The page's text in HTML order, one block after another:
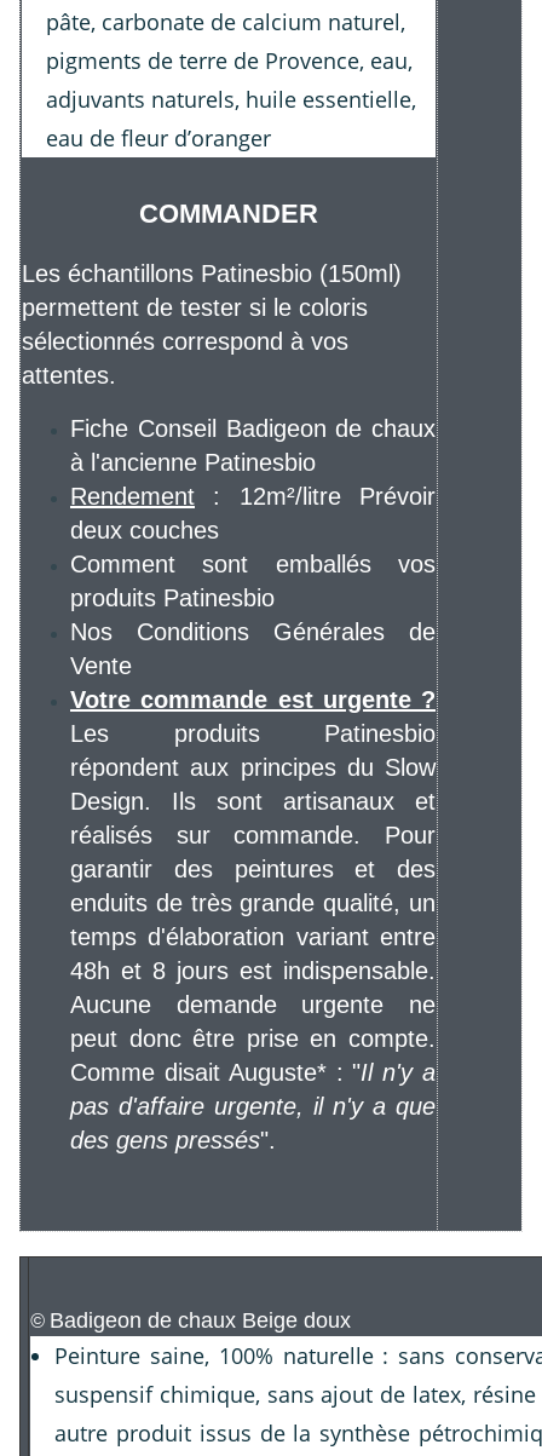
pâte, carbonate de calcium naturel,
pigments de terre de Provence, eau,
adjuvants naturels, huile essentielle,
eau de fleur d’oranger
COMMANDER
Les échantillons Patinesbio (150ml)
permettent de tester si le coloris
sélectionnés correspond à vos
attentes.
Fiche Conseil Badigeon de chaux
à l'ancienne Patinesbio
Rendement : 12m²/litre Prévoir
deux couches
Comment sont emballés vos
produits Patinesbio
Nos Conditions Générales de
Vente
Votre commande est urgente ?
Les produits Patinesbio
répondent aux principes du Slow
Design. Ils sont artisanaux et
réalisés sur commande. Pour
garantir des peintures et des
enduits de très grande qualité, un
temps d'élaboration variant entre
48h et 8 jours est indispensable.
Aucune demande urgente ne
peut donc être prise en compte.
Comme disait Auguste* : "Il n'y a
pas d'affaire urgente, il n'y a que
des gens pressés".
© Badigeon de chaux Beige doux
Peinture saine, 100% naturelle : sans
suspensif chimique, sans ajout de latex,
autre produit issus de la synthèse